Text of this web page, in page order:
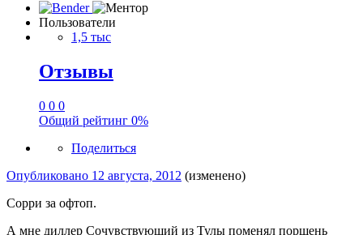
Пользователи
1,5 тыс
Отзывы
0 0 0
Общий рейтинг 0%
Поделиться
Опубликовано 12 августа, 2012 (изменено)
Сорри за офтоп.
А мне диллер Сочувствующий из Тулы поменял поршень